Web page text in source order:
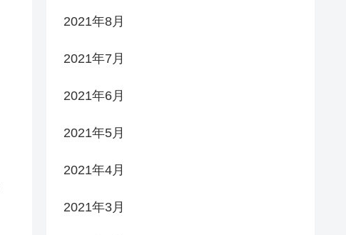
2021年8月
2021年7月
2021年6月
2021年5月
2021年4月
2021年3月